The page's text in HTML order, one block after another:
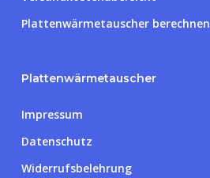
Plattenwärmetauscher berechnen
Plattenwärmetauscher
Impressum
Datenschutz
Widerrufsbelehrung